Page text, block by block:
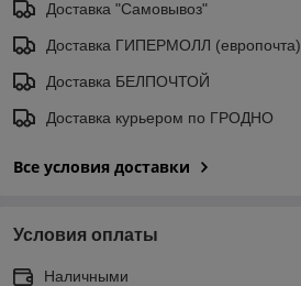
Доставка "Самовывоз"
Доставка ГИПЕРМОЛЛ (европочта)
Доставка БЕЛПОЧТОЙ
Доставка курьером по ГРОДНО
Все условия доставки
Условия оплаты
Наличными